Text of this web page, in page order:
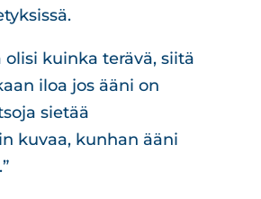
olisi kuinka terävä, siitä
iloa jos ääni on
sietää
kuvaa, kunhan ääni